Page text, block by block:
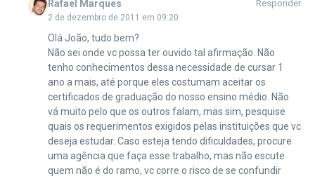
Rafael Marques
2 de dezembro de 2011 em 09:20
Responder
Olá João, tudo bem?
Não sei onde vc possa ter ouvido tal afirmação. Não
tenho conhecimentos dessa necessidade de cursar 1
ano a mais, até porque eles costumam aceitar os
certificados de graduação do nosso ensino médio. Não
vá muito pelo que os outros falam, mas sim, pesquise
quais os requerimentos exigidos pelas instituições que vc
deseja estudar. Caso esteja tendo dificuldades, procure
uma agência que faça esse trabalho, mas não escute
quem não é do ramo, vc corre o risco de se confundir